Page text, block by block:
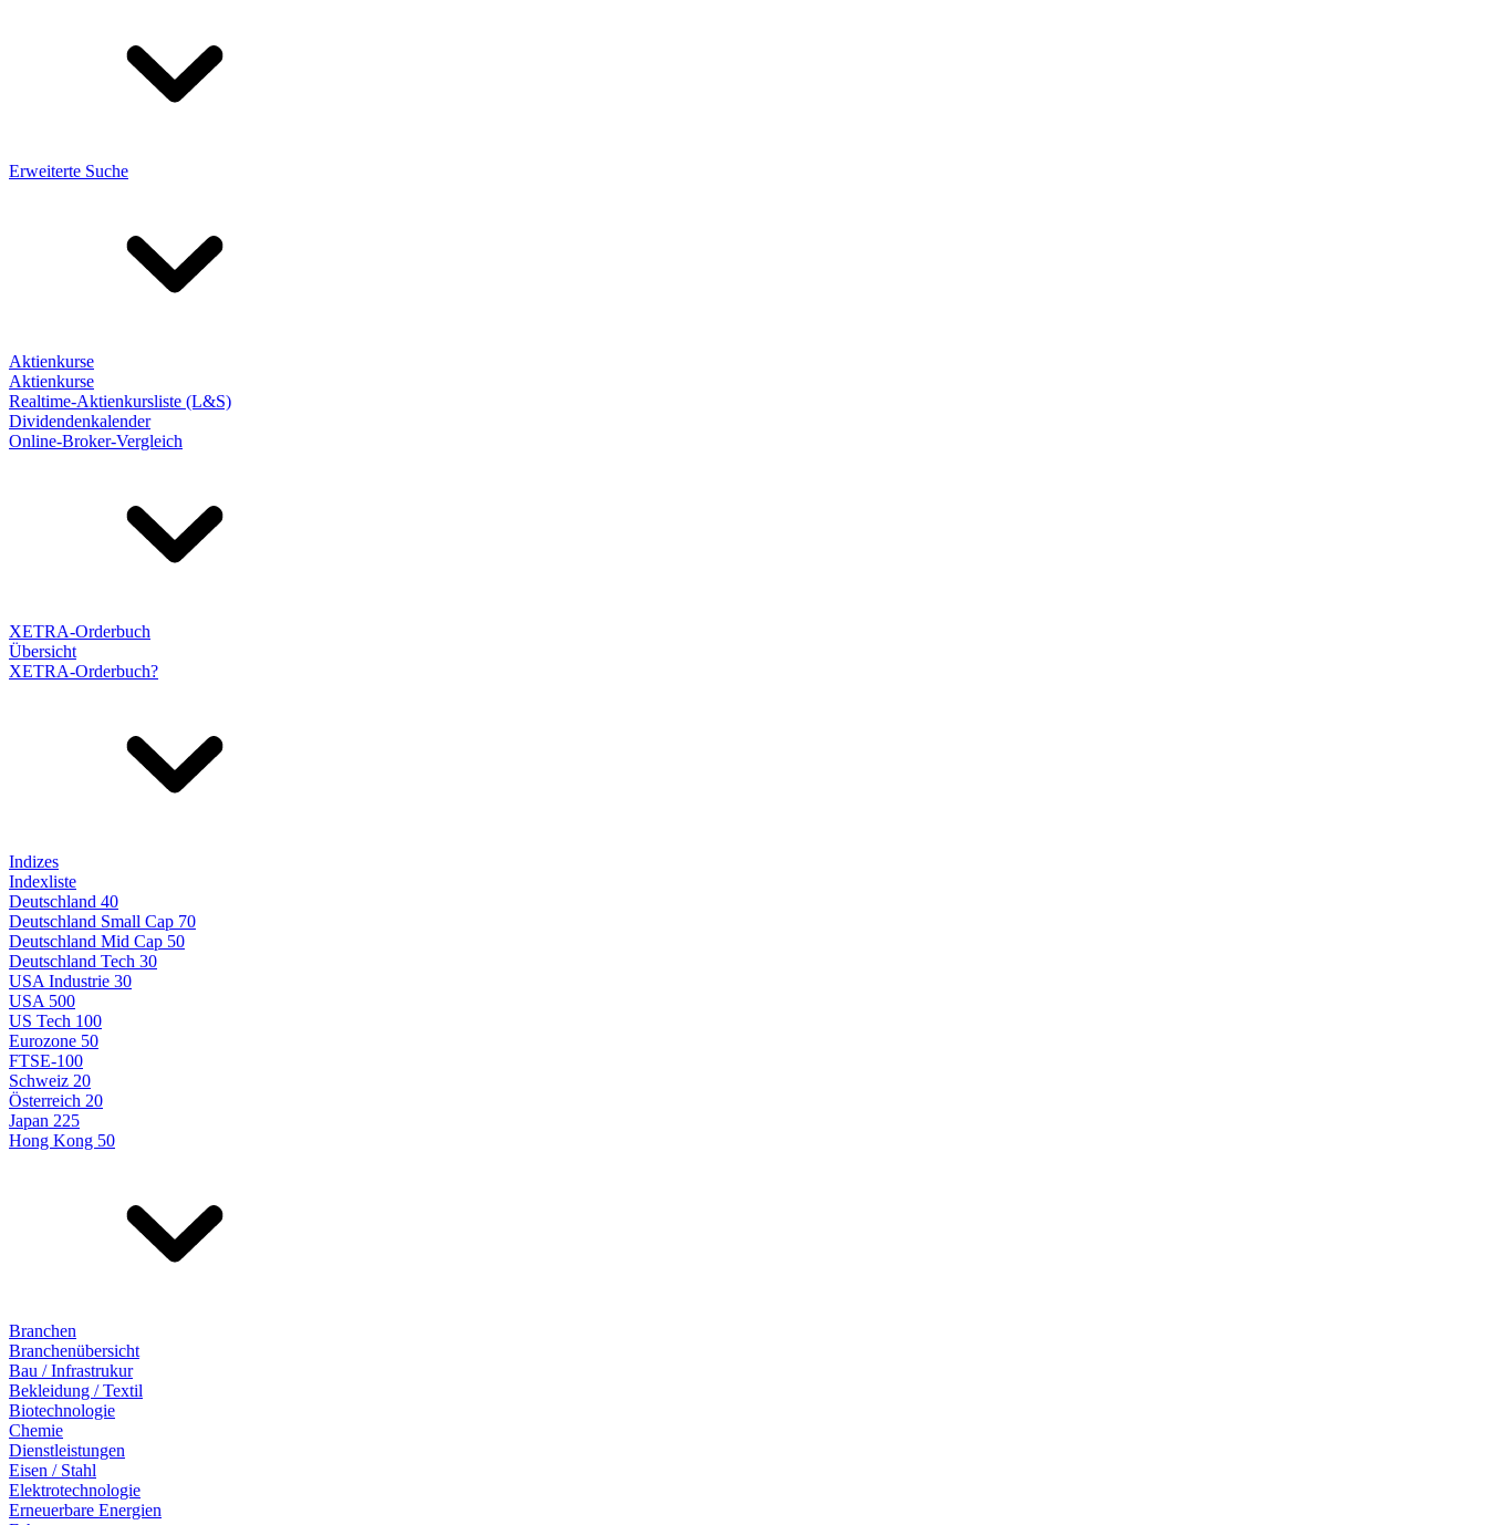
Erweiterte Suche
Aktienkurse
Aktienkurse
Realtime-Aktienkursliste (L&S)
Dividendenkalender
Online-Broker-Vergleich
XETRA-Orderbuch
Übersicht
XETRA-Orderbuch?
Indizes
Indexliste
Deutschland 40
Deutschland Small Cap 70
Deutschland Mid Cap 50
Deutschland Tech 30
USA Industrie 30
USA 500
US Tech 100
Eurozone 50
FTSE-100
Schweiz 20
Österreich 20
Japan 225
Hong Kong 50
Branchen
Branchenübersicht
Bau / Infrastrukur
Bekleidung / Textil
Biotechnologie
Chemie
Dienstleistungen
Eisen / Stahl
Elektrotechnologie
Erneuerbare Energien